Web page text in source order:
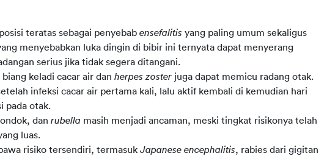
teratas sebagai penyebab ensefalitis yang paling umum sekaligus
menyebabkan luka dingin di bibir ini ternyata dapat menyerang
serius jika tidak segera ditangani.
keladi cacar air dan herpes zoster juga dapat memicu radang otak.
infeksi cacar air pertama kali, lalu aktif kembali di kemudian hari
pada otak.
dan rubella masih menjadi ancaman, meski tingkat risikonya telah
luas.
risiko tersendiri, termasuk Japanese encephalitis, rabies dari gigitan